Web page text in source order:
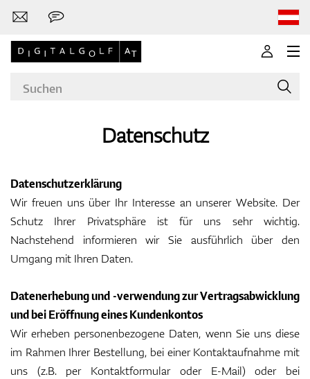
Golfschläger
Bekleidung
Handschuhe
Datenschutz
Datenschutzerklärung
Wir freuen uns über Ihr Interesse an unserer Website. Der
Schutz Ihrer Privatsphäre ist für uns sehr wichtig.
Nachstehend informieren wir Sie ausführlich über den
Umgang mit Ihren Daten.
Datenerhebung und -verwendung zur Vertragsabwicklung
und bei Eröffnung eines Kundenkontos
Wir erheben personenbezogene Daten, wenn Sie uns diese
im Rahmen Ihrer Bestellung, bei einer Kontaktaufnahme mit
uns (z.B. per Kontaktformular oder E-Mail) oder bei